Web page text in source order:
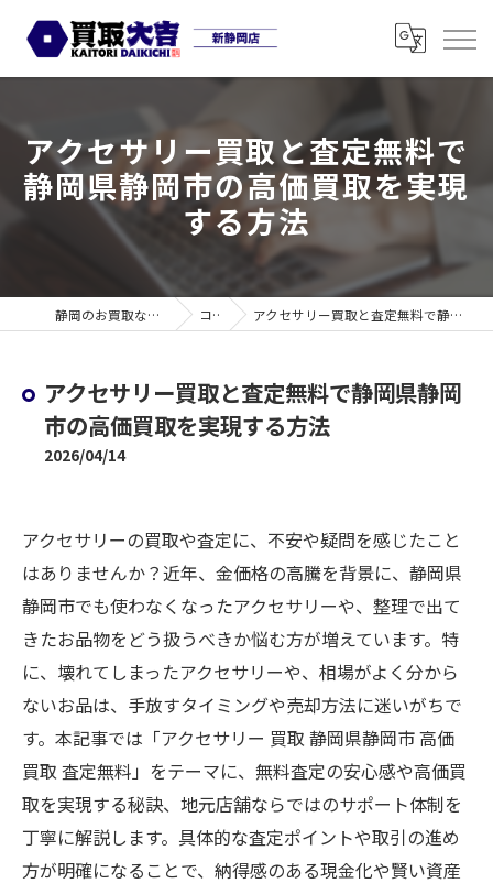
アクセサリー買取と査定無料で
静岡県静岡市の高価買取を実現
する方法
静岡のお買取なら買取大吉 新静岡店 コラム アクセサリー買取と査定無料で静岡県静岡市の高価買取を実現する方法
アクセサリー買取と査定無料で静岡県静岡
市の高価買取を実現する方法
2026/04/14
アクセサリーの買取や査定に、不安や疑問を感じたこと
はありませんか？近年、金価格の高騰を背景に、静岡県
静岡市でも使わなくなったアクセサリーや、整理で出て
きたお品物をどう扱うべきか悩む方が増えています。特
に、壊れてしまったアクセサリーや、相場がよく分から
ないお品は、手放すタイミングや売却方法に迷いがちで
す。本記事では「アクセサリー 買取 静岡県静岡市 高価
買取 査定無料」をテーマに、無料査定の安心感や高価買
取を実現する秘訣、地元店舗ならではのサポート体制を
丁寧に解説します。具体的な査定ポイントや取引の進め
方が明確になることで、納得感のある現金化や賢い資産